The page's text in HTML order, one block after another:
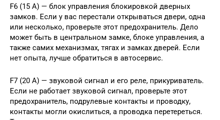
F6 (15 А) — блок управления блокировкой дверных
замков. Если у вас перестали открываться двери, одна
или несколько, проверьте этот предохранитель. Дело
может быть в центральном замке, блоке управления, а
также самих механизмах, тягах и замках дверей. Если
нет опыта, лучше обратиться в автосервис.
F7 (20 А) — звуковой сигнал и его реле, прикуриватель.
Если не работает звуковой сигнал, проверьте этот
предохранитель, подрулевые контакты и проводку,
контакты могли окислиться, а проводка перетереться.